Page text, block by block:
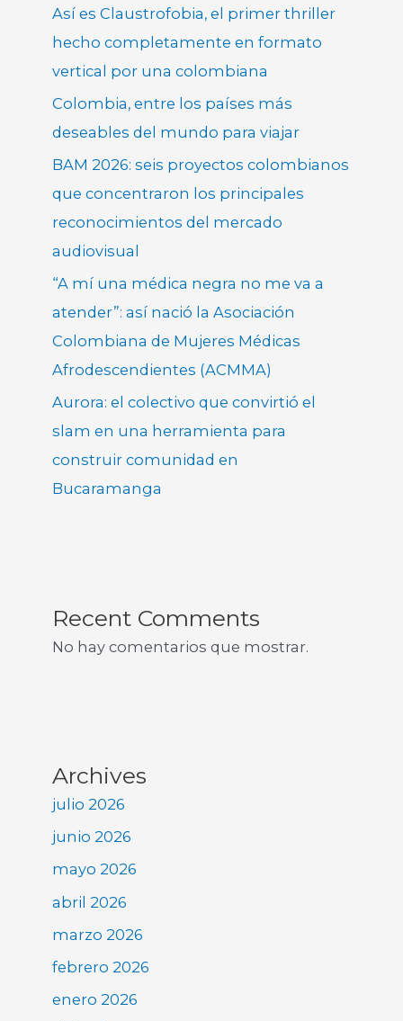
Así es Claustrofobia, el primer thriller
hecho completamente en formato
vertical por una colombiana
Colombia, entre los países más
deseables del mundo para viajar
BAM 2026: seis proyectos colombianos
que concentraron los principales
reconocimientos del mercado
audiovisual
“A mí una médica negra no me va a
atender”: así nació la Asociación
Colombiana de Mujeres Médicas
Afrodescendientes (ACMMA)
Aurora: el colectivo que convirtió el
slam en una herramienta para
construir comunidad en
Bucaramanga
Recent Comments
No hay comentarios que mostrar.
Archives
julio 2026
junio 2026
mayo 2026
abril 2026
marzo 2026
febrero 2026
enero 2026